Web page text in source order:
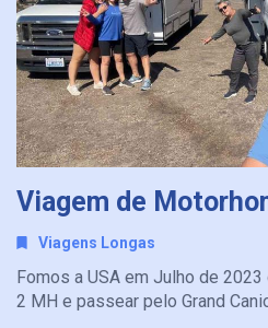
Viagem de
Viagens Longas
Fomos a USA em Julho de
2 MH e passear pelo Grand